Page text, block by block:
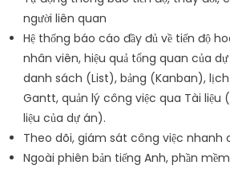
người liên quan
Hệ thống báo cáo đầy đủ về tiến độ
nhân viên, hiệu quả tổng quan của
danh sách (List), bảng (Kanban),
Gantt, quản lý công việc qua Tài liệu
liệu của dự án).
Theo dõi, giám sát công việc nhanh
Ngoài phiên bản tiếng Anh, phần